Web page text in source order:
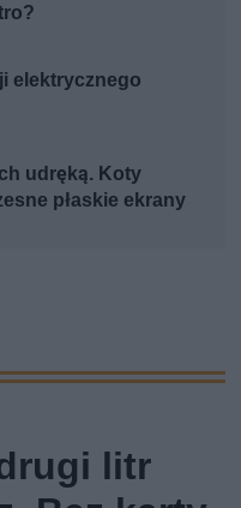
elektrycznego
udręką. Koty
płaskie ekrany
litr